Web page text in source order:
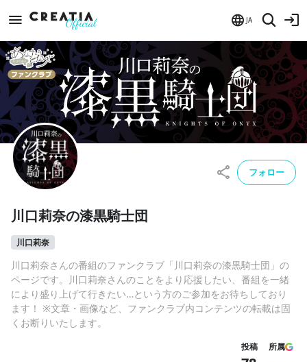
JA
川口莉奈の漆黒騎士団
川口莉奈
川口莉奈さんの番組のファンクラブ「川口莉奈の漆黒騎士団」の
ページです。川口莉奈さんのことをより応援したい、番組を一緒
により盛り上げて行きたい…という方のご参加をお待ちしており
ます！ ※文章・画像など、ファンクラブ内コンテンツの転載は固
くお断りいたします。
投稿 所属
フォロー